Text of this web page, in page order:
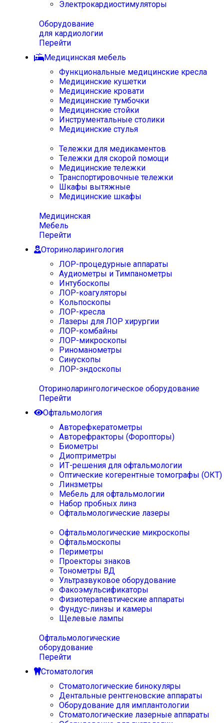
Электрокардиостимуляторы
Оборудование
для кардиологии
Перейти
Медицинская мебель
Функциональные медицинские кресла
Медицинские кушетки
Медицинские кровати
Медицинские тумбочки
Медицинские стойки
Инструментальные столики
Медицинские стулья
Тележки для медикаментов
Тележки для скорой помощи
Медицинские тележки
Транспортировочные тележки
Шкафы вытяжные
Медицинские шкафы
Медицинская
Мебель
Перейти
Оториноларингология
ЛОР-процедурные аппараты
Аудиометры и Тимпанометры
Интубоскопы
ЛОР-коагуляторы
Кольпоскопы
ЛОР-кресла
Лазеры для ЛОР хирургии
ЛОР-комбайны
ЛОР-микроскопы
Риноманометры
Синускопы
ЛОР-эндоскопы
Оториноларингологическое оборудование
Перейти
Офтальмология
Авторефкератометры
Авторефракторы (Форопторы)
Биометры
Диоптриметры
ИТ-решения для офтальмологии
Оптические когерентные томографы (ОКТ)
Линзметры
Мебель для офтальмологии
Набор пробных линз
Офтальмологические лазеры
Офтальмологические микроскопы
Офтальмоскопы
Периметры
Проекторы знаков
Тонометры ВД
Ультразвуковое оборудование
Факоэмульсификаторы
Физиотерапевтические аппараты
Фундус-линзы и камеры
Щелевые лампы
Офтальмологические
оборудование
Перейти
Стоматология
Стоматологические бинокуляры
Дентальные рентгеновские аппараты
Оборудование для имплантологии
Стоматологические лазерные аппараты